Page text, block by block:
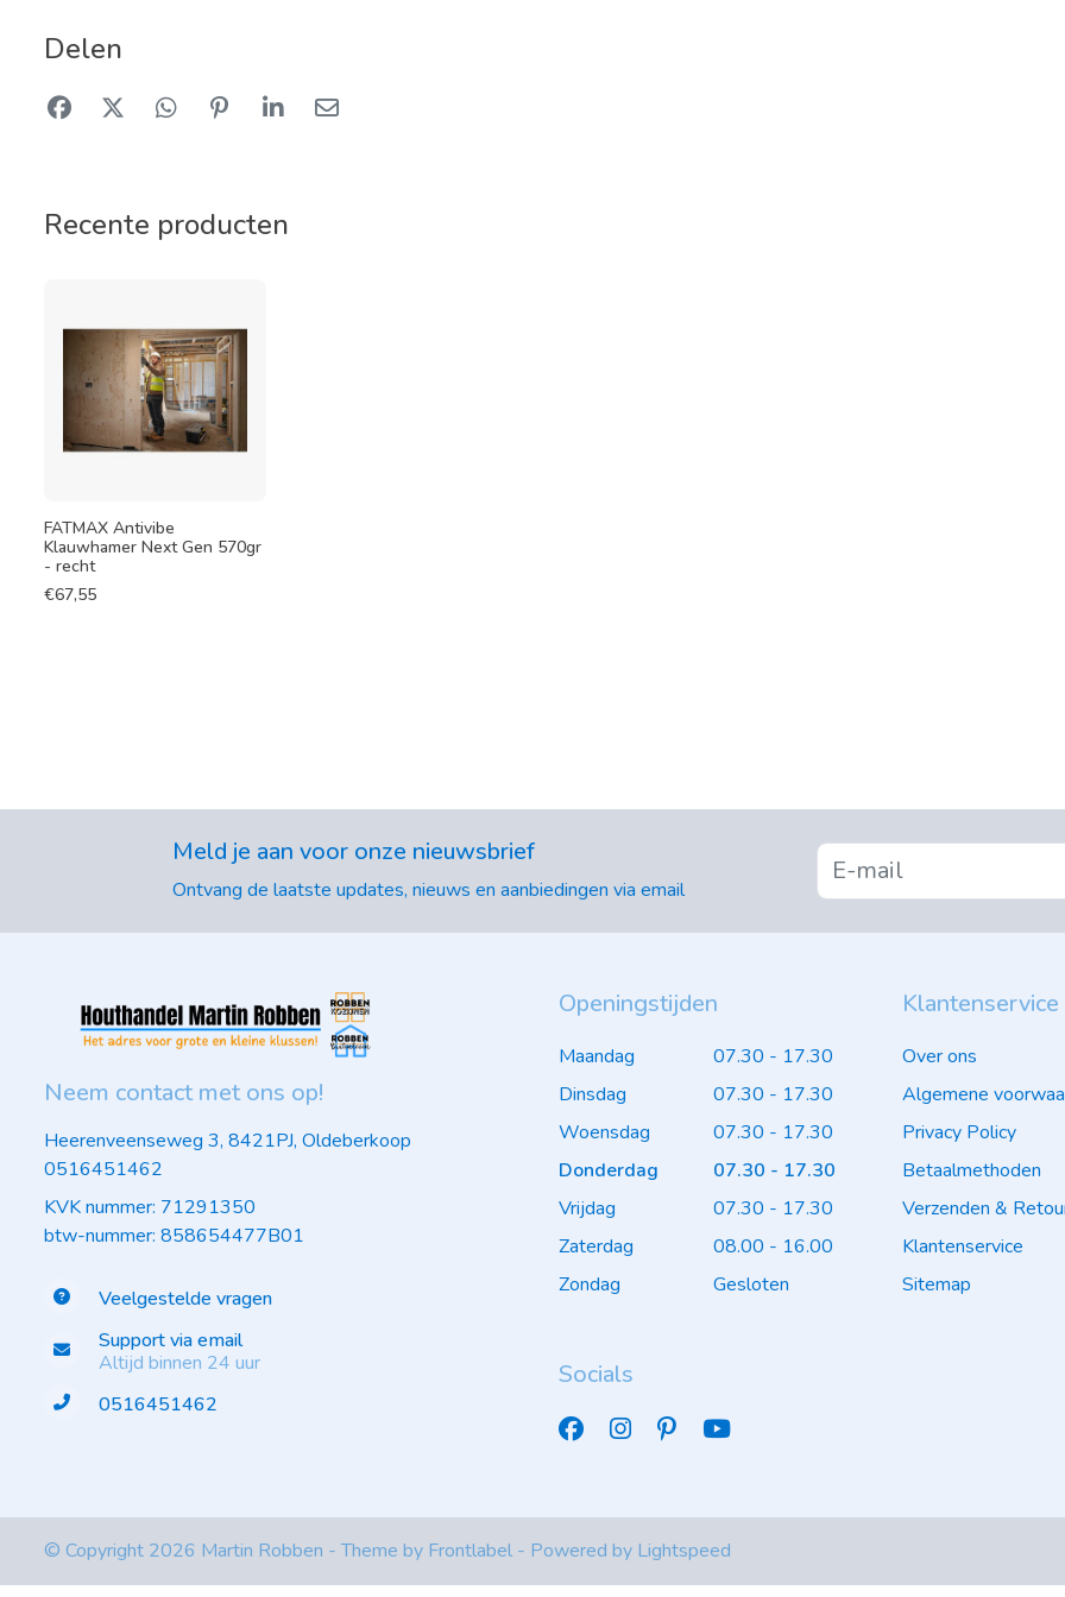
Delen
Recente producten
FATMAX Antivibe
Klauwhamer Next Gen 570gr
- recht
€67,55
Meld je aan voor onze nieuwsbrief
Ontvang de laatste updates, nieuws en aanbiedingen via email
Neem contact met ons op!
Heerenveenseweg 3, 8421PJ, Oldeberkoop
0516451462
KVK nummer: 71291350
btw-nummer: 858654477B01
Veelgestelde vragen
Support via email
Altijd binnen 24 uur
0516451462
Openingstijden
Maandag
07.30 - 17.30
Dinsdag
07.30 - 17.30
Woensdag
07.30 - 17.30
Donderdag
07.30 - 17.30
Vrijdag
07.30 - 17.30
Zaterdag
08.00 - 16.00
Zondag
Gesloten
Socials
Klantenservice
Over ons
Algemene
Privacy Policy
Betaalmethoden
Verzenden &
Klantenservice
Sitemap
© Copyright 2026 Martin Robben - Theme by Frontlabel - Powered by Lightspeed